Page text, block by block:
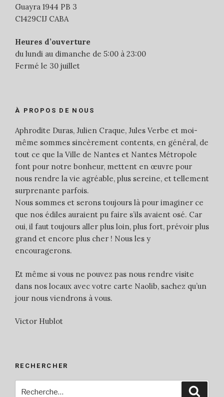
Guayra 1944 PB 3
C1429CIJ CABA
Heures d’ouverture
du lundi au dimanche de 5:00 à 23:00
Fermé le 30 juillet
À PROPOS DE NOUS
Aphrodite Duras, Julien Craque, Jules Verbe et moi-
même sommes sincèrement contents, en général, de
tout ce que la Ville de Nantes et Nantes Métropole
font pour notre bonheur, mettent en œuvre pour
nous rendre la vie agréable, plus sereine, et tellement
surprenante parfois.
Nous sommes et serons toujours là pour imaginer ce
que nos édiles auraient pu faire s’ils avaient osé. Car
oui, il faut toujours aller plus loin, plus fort, prévoir plus
grand et encore plus cher ! Nous les y
encouragerons.
Et même si vous ne pouvez pas nous rendre visite
dans nos locaux avec votre carte Naolib, sachez qu’un
jour nous viendrons à vous.
Victor Hublot
RECHERCHER